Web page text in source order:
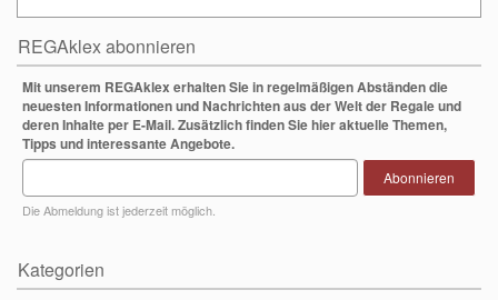
REGAklex abonnieren
Mit unserem REGAklex erhalten Sie in regelmäßigen Abständen die
neuesten Informationen und Nachrichten aus der Welt der Regale und
deren Inhalte per E-Mail. Zusätzlich finden Sie hier aktuelle Themen,
Tipps und interessante Angebote.
Die Abmeldung ist jederzeit möglich.
Abonnieren
Kategorien